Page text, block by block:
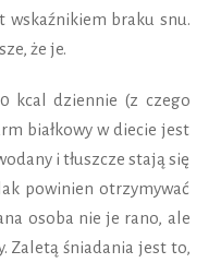
wskaźnikiem braku snu.
że je.
kcal dziennie (z czego
białkowy w diecie jest
i tłuszcze stają się
powinien otrzymywać
osoba nie je rano, ale
Zaletą śniadania jest to,